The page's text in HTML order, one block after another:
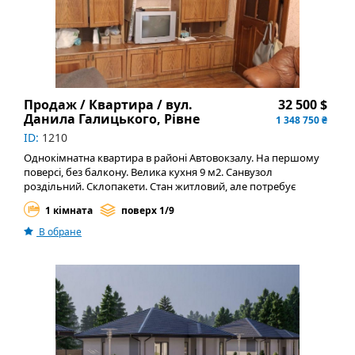
транспорт, кафе, парки. Будинок БОС – один із найкращих у
місті. Квартира без ремонту - можливість створити житло
мрії на свій смак! Телефонуйте та домовляйтеся про
перегляд!
Продаж / Квартира / вул.
Данила Галицького, Рівне
ID: 1210
32 500 $
1 348 750 ₴
Однокімнатна квартира в районі Автовокзалу. На першому
поверсі, без балкону. Велика кухня 9 м2. Санвузол
роздільний. Склопакети. Стан житловий, але потребує
косметичного ремонту. Розвинена інфраструктура. Варіант
підійде як для власного житла так і під оренду. Телефонуйте,
домовимось про перегляд!
1 кімната
поверх 1/9
В обране